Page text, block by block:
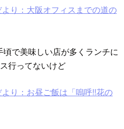
り：大阪オフィスまでの道の
で美味しい店が多くランチに
行ってないけど
り：お昼ご飯は「嗚呼!!花の